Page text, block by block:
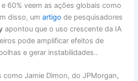
60% veem as ações globais como
disso, umartigo de pesquisadores
apontou que o uso crescente da IA
pode amplificar efeitos de
e gerar instabilidades..
como Jamie Dimon, do JPMorgan,